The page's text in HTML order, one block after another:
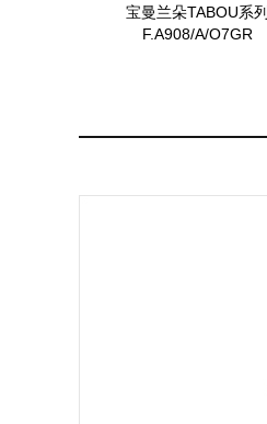
宝曼兰朵TABOU系列
F.A908/A/O7GR